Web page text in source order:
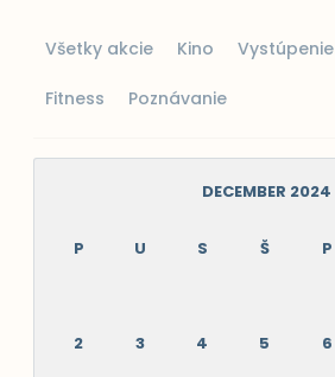
Všetky akcie Kino Vystúpenie
Fitness Poznávanie
DECEMBER 2024
P U S Š P
2 3 4 5 6